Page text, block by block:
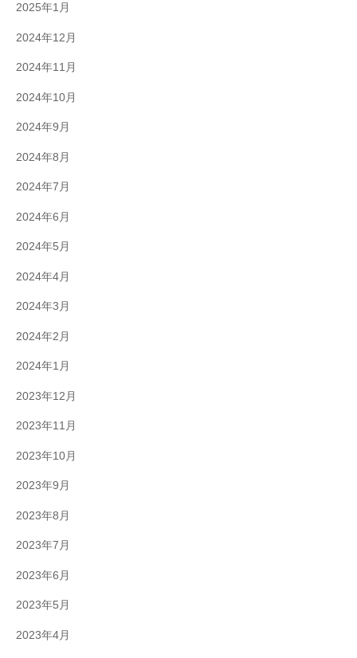
2025年1月
2024年12月
2024年11月
2024年10月
2024年9月
2024年8月
2024年7月
2024年6月
2024年5月
2024年4月
2024年3月
2024年2月
2024年1月
2023年12月
2023年11月
2023年10月
2023年9月
2023年8月
2023年7月
2023年6月
2023年5月
2023年4月